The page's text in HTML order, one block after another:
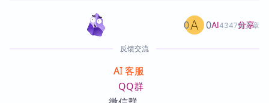
AI4347篇文章
0 0 分享
反馈交流
AI 客服
QQ群